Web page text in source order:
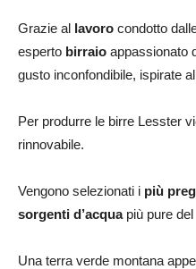
Grazie al lavoro condotto
esperto birraio appassionato
gusto inconfondibile, ispirate
Per produrre le birre Lesster
rinnovabile.
Vengono selezionati i più
sorgenti d’acquapiù pure
Una terra verde montana